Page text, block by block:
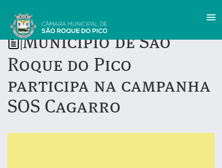
Município de São
Roque do Pico
participa na campanha
SOS Cagarro